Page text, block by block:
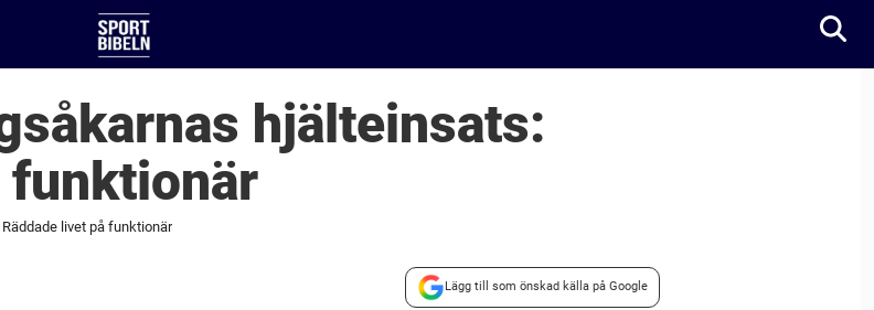
hjälteinsats:
funktionär
livet på funktionär
Lägg till som önskad källa på Google